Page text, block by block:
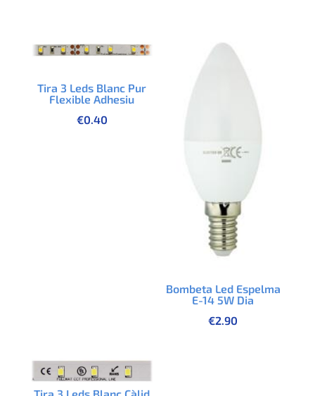
Tira 3 Leds Blanc Pur
Flexible Adhesiu
€0.40
Bombeta Led Espelma
E-14 5W Dia
€2.90